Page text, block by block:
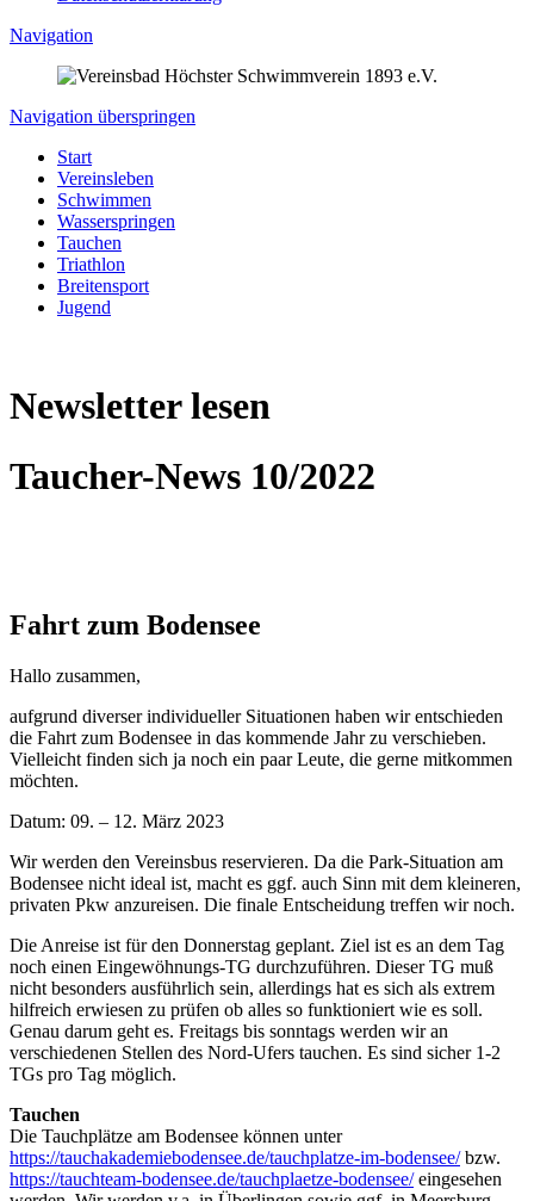
Navigation
Navigation überspringen
Start
Vereinsleben
Schwimmen
Wasserspringen
Tauchen
Triathlon
Breitensport
Jugend
Newsletter lesen
Taucher-News 10/2022
Fahrt zum Bodensee
Hallo zusammen,
aufgrund diverser individueller Situationen haben wir entschieden
die Fahrt zum Bodensee in das kommende Jahr zu verschieben.
Vielleicht finden sich ja noch ein paar Leute, die gerne mitkommen
möchten.
Datum: 09. – 12. März 2023
Wir werden den Vereinsbus reservieren. Da die Park-Situation am
Bodensee nicht ideal ist, macht es ggf. auch Sinn mit dem kleineren,
privaten Pkw anzureisen. Die finale Entscheidung treffen wir noch.
Die Anreise ist für den Donnerstag geplant. Ziel ist es an dem Tag
noch einen Eingewöhnungs-TG durchzuführen. Dieser TG muß
nicht besonders ausführlich sein, allerdings hat es sich als extrem
hilfreich erwiesen zu prüfen ob alles so funktioniert wie es soll.
Genau darum geht es. Freitags bis sonntags werden wir an
verschiedenen Stellen des Nord-Ufers tauchen. Es sind sicher 1-2
TGs pro Tag möglich.
Tauchen
Die Tauchplätze am Bodensee können unter
https://tauchakademiebodensee.de/tauchplatze-im-bodensee/bzw.
https://tauchteam-bodensee.de/tauchplaetze-bodensee/eingesehen